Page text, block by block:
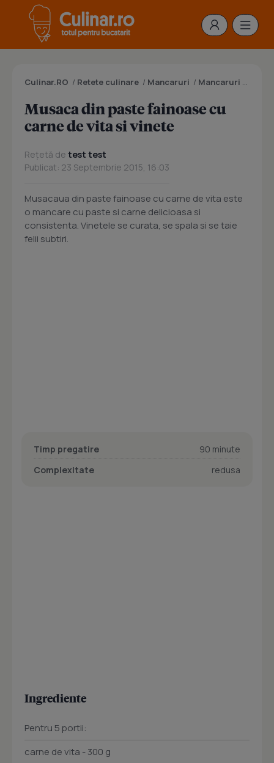
Culinar.RO / Retete culinare / Mancaruri / Mancaruri cu carne
Musaca din paste fainoase cu
carne de vita si vinete
Rețetă de test test
Publicat: 23 Septembrie 2015, 16:03
Musacaua din paste fainoase cu carne de vita este
o mancare cu paste si carne delicioasa si
consistenta. Vinetele se curata, se spala si se taie
felii subtiri.
Timp pregatire
90 minute
Complexitate
redusa
Ingrediente
Pentru 5 portii:
carne de vita - 300 g